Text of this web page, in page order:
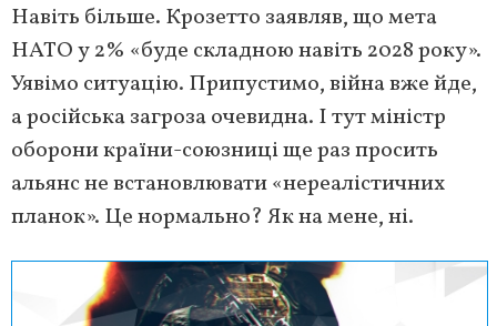
Навіть більше. Крозетто заявляв, що мета
НАТО у 2% «буде складною навіть 2028 року».
Уявімо ситуацію. Припустимо, війна вже йде,
а російська загроза очевидна. І тут міністр
оборони країни-союзниці ще раз просить
альянс не встановлювати «нереалістичних
планок». Це нормально? Як на мене, ні.